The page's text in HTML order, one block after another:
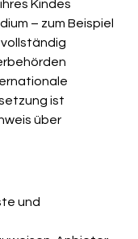
Kindes
– zum Beispiel
ist
über
und